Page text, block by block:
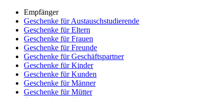
Empfänger
Geschenke für Austauschstudierende
Geschenke für Eltern
Geschenke für Frauen
Geschenke für Freunde
Geschenke für Geschäftspartner
Geschenke für Kinder
Geschenke für Kunden
Geschenke für Männer
Geschenke für Mütter